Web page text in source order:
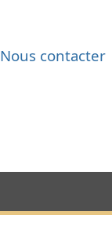
Nous contacter